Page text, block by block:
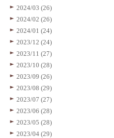
2024/03 (26)
2024/02 (26)
2024/01 (24)
2023/12 (24)
2023/11 (27)
2023/10 (28)
2023/09 (26)
2023/08 (29)
2023/07 (27)
2023/06 (28)
2023/05 (28)
2023/04 (29)